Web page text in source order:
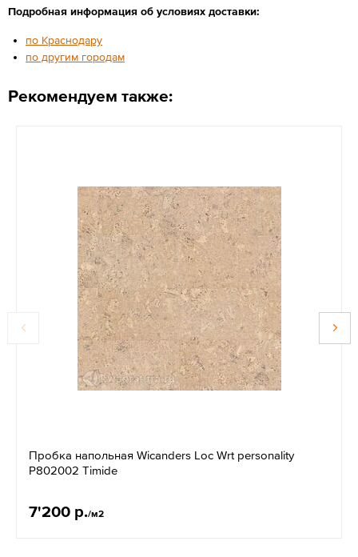
Подробная информация об условиях доставки:
по Краснодару
по другим городам
Рекомендуем также:
Пробка напольная Wicanders Loc Wrt personality
P802002 Timide
7'200 р./м2